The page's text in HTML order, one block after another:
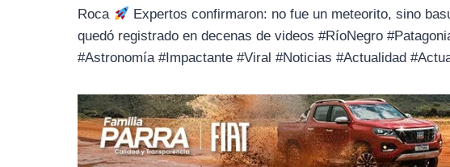
Roca
Expertos confirmaron: no fue un meteorito, sino
quedó registrado en decenas de videos #RíoNegro
#Astronomía #Impactante #Viral #Noticias #Actualidad